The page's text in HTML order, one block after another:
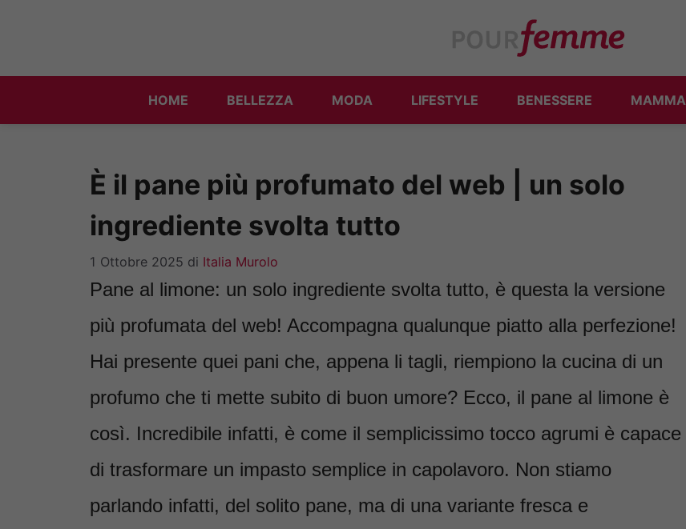
HOME BELLEZZA MODA LIFESTYLE BENESSERE MAMMA
È il pane più profumato del web | un solo
ingrediente svolta tutto
1 Ottobre 2025 di Italia Murolo
Pane al limone: un solo ingrediente svolta tutto, è questa la versione
più profumata del web! Accompagna qualunque piatto alla perfezione!
Hai presente quei pani che, appena li tagli, riempiono la cucina di un
profumo che ti mette subito di buon umore? Ecco, il pane al limone è
così. Incredibile infatti, è come il semplicissimo tocco agrumi è capace
di trasformare un impasto semplice in capolavoro. Non stiamo
parlando infatti, del solito pane, ma di una variante fresca e